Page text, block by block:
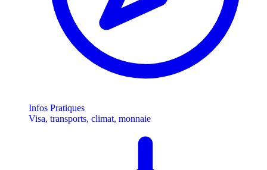
Infos Pratiques
Visa, transports, climat, monnaie